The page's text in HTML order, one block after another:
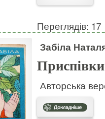
Переглядів: 17
Забіла
Приспівки
Авторська